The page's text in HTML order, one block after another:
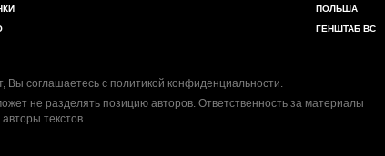
ПОЛЬША
ГЕНШТАБ ВС
Вы соглашаетесь с политикой конфиденциальности.
не разделять позицию авторов. Ответственность за материалы
текстов.